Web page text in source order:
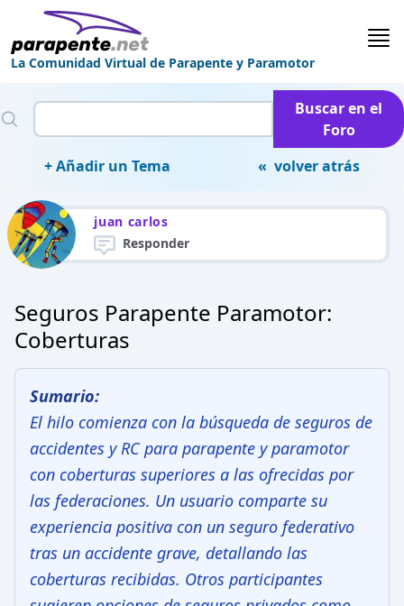
La Comunidad Virtual de Parapente y Paramotor
Buscar en el
Foro
+ Añadir un Tema
« volver atrás
juan carlos
Responder
Seguros Parapente Paramotor:
Coberturas
Sumario:
El hilo comienza con la búsqueda de seguros de
accidentes y RC para parapente y paramotor
con coberturas superiores a las ofrecidas por
las federaciones. Un usuario comparte su
experiencia positiva con un seguro federativo
tras un accidente grave, detallando las
coberturas recibidas. Otros participantes